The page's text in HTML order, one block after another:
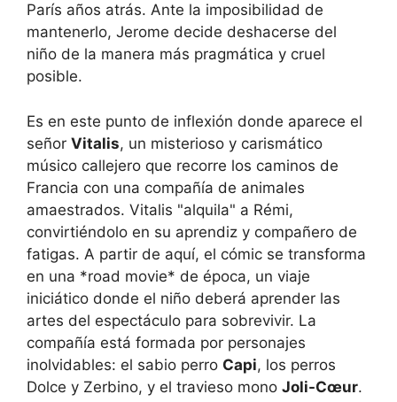
París años atrás. Ante la imposibilidad de
mantenerlo, Jerome decide deshacerse del
niño de la manera más pragmática y cruel
posible.
Es en este punto de inflexión donde aparece el
señor Vitalis, un misterioso y carismático
músico callejero que recorre los caminos de
Francia con una compañía de animales
amaestrados. Vitalis "alquila" a Rémi,
convirtiéndolo en su aprendiz y compañero de
fatigas. A partir de aquí, el cómic se transforma
en una *road movie* de época, un viaje
iniciático donde el niño deberá aprender las
artes del espectáculo para sobrevivir. La
compañía está formada por personajes
inolvidables: el sabio perro Capi, los perros
Dolce y Zerbino, y el travieso mono Joli-Cœur.